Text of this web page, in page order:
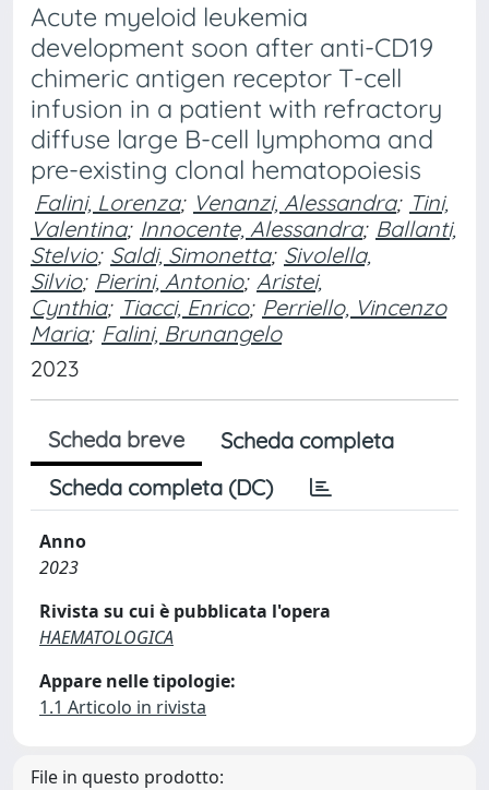
Acute myeloid leukemia
development soon after anti-CD19
chimeric antigen receptor T-cell
infusion in a patient with refractory
diffuse large B-cell lymphoma and
pre-existing clonal hematopoiesis
Falini, Lorenza; Venanzi, Alessandra; Tini,
Valentina; Innocente, Alessandra; Ballanti,
Stelvio; Saldi, Simonetta; Sivolella,
Silvio; Pierini, Antonio; Aristei,
Cynthia; Tiacci, Enrico; Perriello, Vincenzo
Maria; Falini, Brunangelo
2023
Scheda breve
Scheda completa
Scheda completa (DC)
Anno
2023
Rivista su cui è pubblicata l'opera
HAEMATOLOGICA
Appare nelle tipologie:
1.1 Articolo in rivista
File in questo prodotto: